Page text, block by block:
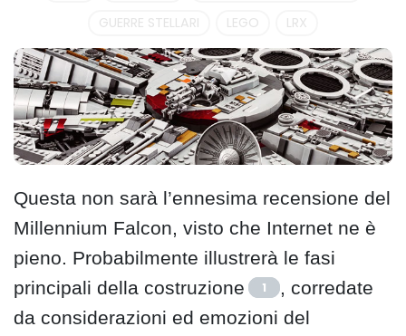
GUERRE STELLARI
LEGO LRX
Questa non sarà l’ennesima recensione del
Millennium Falcon, visto che Internet ne è
pieno. Probabilmente illustrerà le fasi
principali della costruzione
1
, corredate
da considerazioni ed emozioni del